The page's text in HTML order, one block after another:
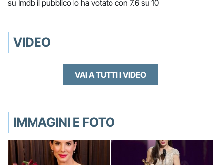
su Imdb il pubblico lo ha votato con 7.6 su 10
VIDEO
VAI A TUTTI I VIDEO
IMMAGINI E FOTO